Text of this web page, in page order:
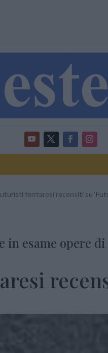
ferrraresi recensiti su
in esame opere